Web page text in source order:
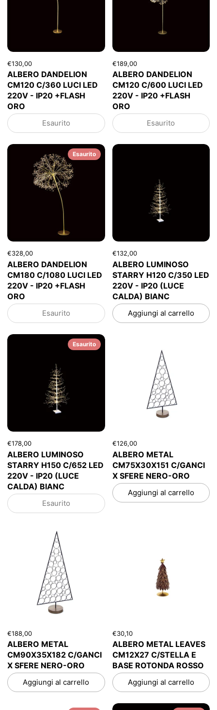
€130,00
ALBERO DANDELION
CM120 C/360 LUCI LED
220V - IP20 +FLASH
ORO
Esaurito
€189,00
ALBERO DANDELION
CM120 C/600 LUCI LED
220V - IP20 +FLASH
ORO
Esaurito
€328,00
ALBERO DANDELION
CM180 C/1080 LUCI LED
220V - IP20 +FLASH
ORO
Esaurito
Esaurito
€132,00
ALBERO LUMINOSO
STARRY H120 C/350 LED
220V - IP20 (LUCE
CALDA) BIANC
Aggiungi al carrello
€178,00
ALBERO LUMINOSO
STARRY H150 C/652 LED
220V - IP20 (LUCE
CALDA) BIANC
Esaurito
Esaurito
€126,00
ALBERO METAL
CM75X30X151 C/GANCI
X SFERE NERO-ORO
Aggiungi al carrello
€188,00
ALBERO METAL
CM90X35X182 C/GANCI
X SFERE NERO-ORO
Aggiungi al carrello
€30,10
ALBERO METAL LEAVES
CM12X27 C/STELLA E
BASE ROTONDA ROSSO
Aggiungi al carrello